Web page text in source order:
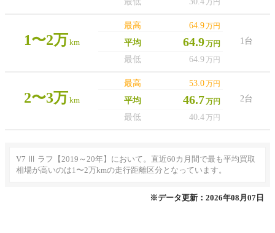
1〜2万km
最高 64.9万円
1台
平均 64.9万円
最低 64.9万円
2〜3万km
最高 53.0万円
2台
平均 46.7万円
最低 40.4万円
V7 Ⅲ ラフ【2019～20年】において。直近60カ月間で最も平均買取
相場が高いのは1〜2万kmの走行距離区分となっています。
※データ更新：2026年08月07日